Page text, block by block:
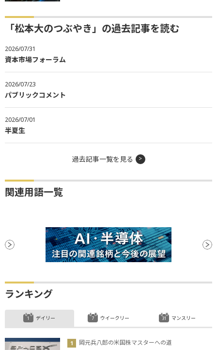
「松本大のつぶやき」の過去記事を読む
2026/07/31
資本市場フォーラム
2026/07/23
パブリックコメント
2026/07/01
半夏生
過去記事一覧を見る
関連用語一覧
ランキング
デイリー
岡元兵八郎の米国株マスターへの道
ウイークリー マンスリー